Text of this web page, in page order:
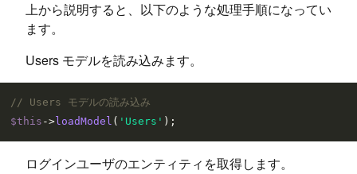
上から説明すると、以下のような処理手順になってい
ます。
Users モデルを読み込みます。
// Users モデルの読み込み
$this ->loadModel ( 'Users'
ログインユーザのエンティティを取得します。